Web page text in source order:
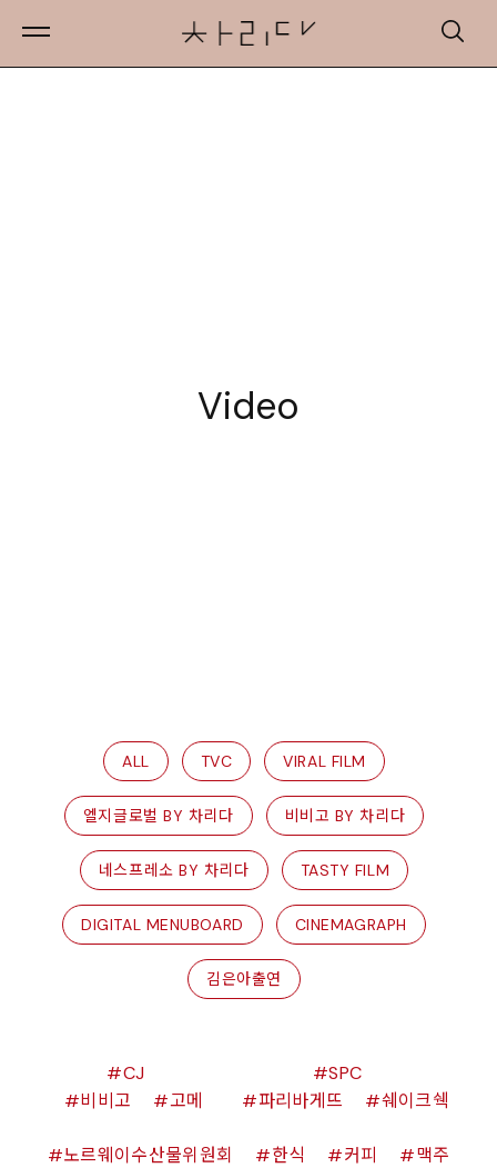
ALL TVC VIRAL FILM
엘지글로벌 BY 차리다 비비고 BY 차리다
네스프레소 BY 차리다 TASTY FILM
DIGITAL MENUBOARD CINEMAGRAPH
김은아출연
CJ
비비고
고메
SPC
파리바게뜨
쉐이크쉑
노르웨이수산물위원회 한식 커피 맥주